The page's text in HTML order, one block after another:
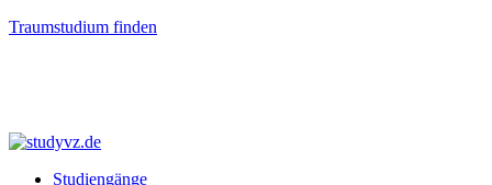
Traumstudium finden
Studiengänge